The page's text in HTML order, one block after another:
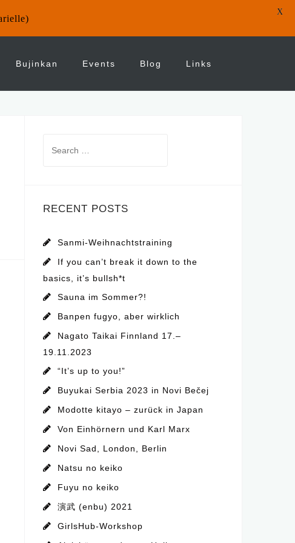
Bujinkan Events Blog Links
RECENT POSTS
Sanmi-Weihnachtstraining
If you can’t break it down to the
basics, it’s bullsh*t
Sauna im Sommer?!
Banpen fugyo, aber wirklich
Nagato Taikai Finnland 17.–
19.11.2023
“It’s up to you!”
Buyukai Serbia 2023 in Novi Bečej
Modotte kitayo – zurück in Japan
Von Einhörnern und Karl Marx
Novi Sad, London, Berlin
Natsu no keiko
Fuyu no keiko
演武 (enbu) 2021
GirlsHub-Workshop
X